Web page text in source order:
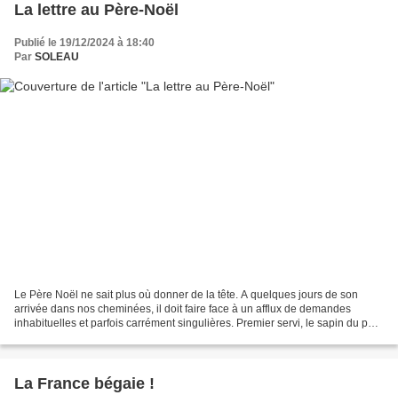
La lettre au Père-Noël
Publié le 19/12/2024 à 18:40
Par SOLEAU
Le Père Noël ne sait plus où donner de la tête. A quelques jours de son
arrivée dans nos cheminées, il doit faire face à un afflux de demandes
inhabituelles et parfois carrément singulières. Premier servi, le sapin du petit
La France bégaie !